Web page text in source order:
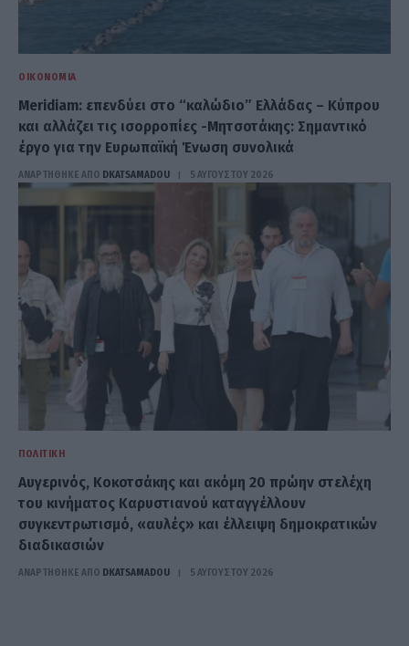
ΟΙΚΟΝΟΜΊΑ
Meridiam: επενδύει στο “καλώδιο” Ελλάδας – Κύπρου
και αλλάζει τις ισορροπίες -Μητσοτάκης: Σημαντικό
έργο για την Ευρωπαϊκή Ένωση συνολικά
ΑΝΑΡΤΗΘΗΚΕ ΑΠΟ DKATSAMADOU 5 ΑΥΓΟΎΣΤΟΥ 2026
ΠΟΛΙΤΙΚΉ
Αυγερινός, Κοκοτσάκης και ακόμη 20 πρώην στελέχη
του κινήματος Καρυστιανού καταγγέλλουν
συγκεντρωτισμό, «αυλές» και έλλειψη δημοκρατικών
διαδικασιών
ΑΝΑΡΤΗΘΗΚΕ ΑΠΟ DKATSAMADOU 5 ΑΥΓΟΎΣΤΟΥ 2026